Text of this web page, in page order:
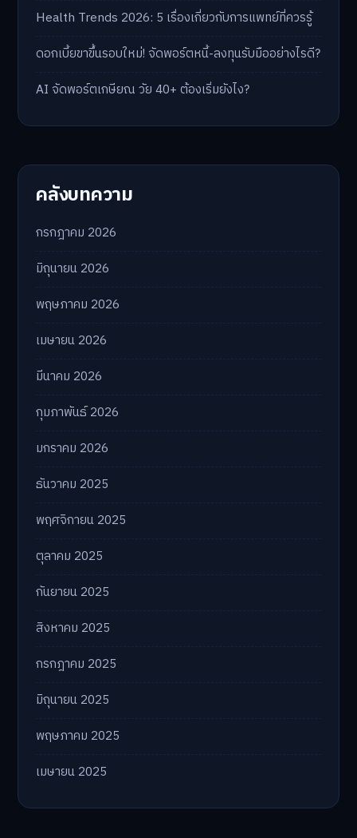
Health Trends 2026: 5 เรื่องเกี่ยวกับการแพทย์ที่ควรรู้
ดอกเบี้ยขาขึ้นรอบใหม่! จัดพอร์ตหนี้-ลงทุนรับมืออย่างไรดี?
AI จัดพอร์ตเกษียณ วัย 40+ ต้องเริ่มยังไง?
คลังบทความ
กรกฎาคม 2026
มิถุนายน 2026
พฤษภาคม 2026
เมษายน 2026
มีนาคม 2026
กุมภาพันธ์ 2026
มกราคม 2026
ธันวาคม 2025
พฤศจิกายน 2025
ตุลาคม 2025
กันยายน 2025
สิงหาคม 2025
กรกฎาคม 2025
มิถุนายน 2025
พฤษภาคม 2025
เมษายน 2025